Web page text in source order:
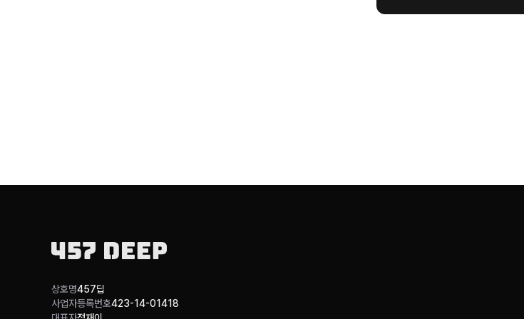
상호명457딥
사업자등록번호423-14-01418